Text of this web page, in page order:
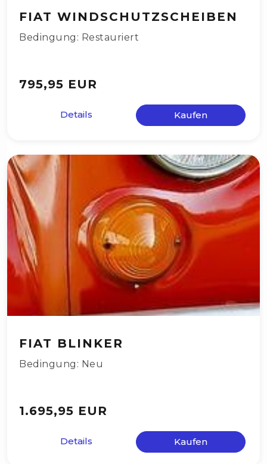
FIAT WINDSCHUTZSCHEIBEN
Bedingung: Restauriert
795,95 EUR
Details Kaufen
FIAT BLINKER
Bedingung: Neu
1.695,95 EUR
Details Kaufen